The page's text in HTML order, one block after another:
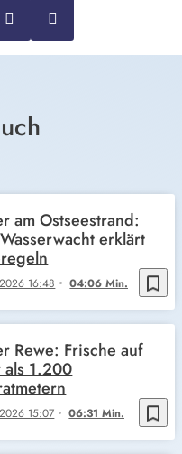
bookmark_border
16:48 04:06 Min.
am Ostseestrand:
erklärt
bookmark_border
15:07 06:31 Min.
Rewe: Frische auf
als 1.200